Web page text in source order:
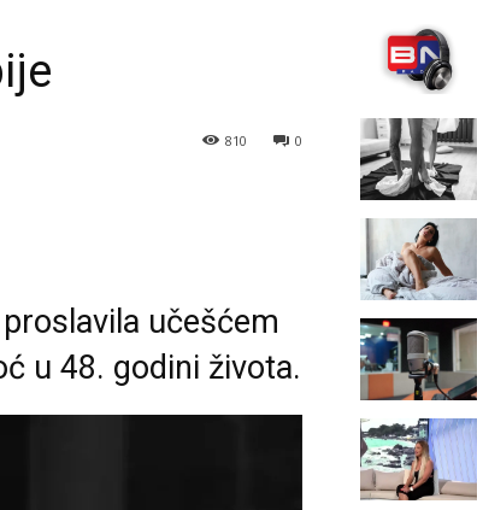
0
810
učešćem
u 48. godini života.